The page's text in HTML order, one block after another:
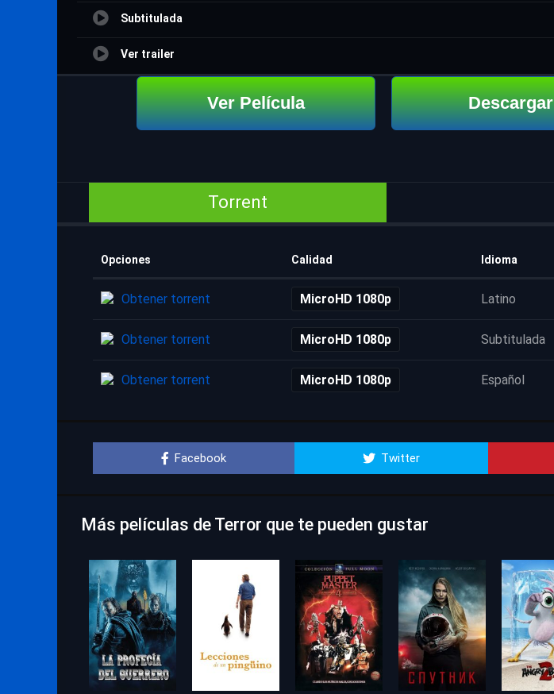
Subtitulada
Ver trailer
Ver Película Descargar
Torrent
Opciones Calidad Idioma
Obtener torrent MicroHD 1080p Latino
Obtener torrent MicroHD 1080p Subtitulada
Obtener torrent MicroHD 1080p Español
Facebook Twitter
Más películas de Terror que te pueden gustar